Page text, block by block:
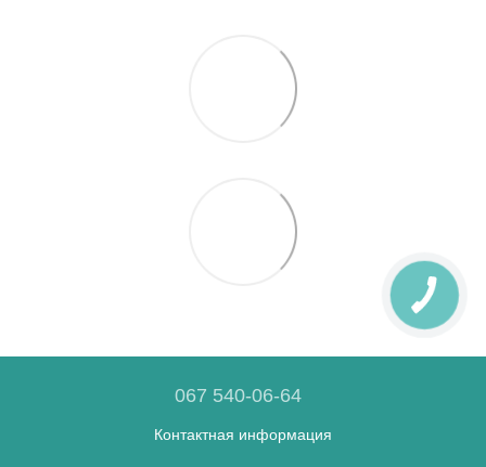
067 540-06-64
Контактная информация